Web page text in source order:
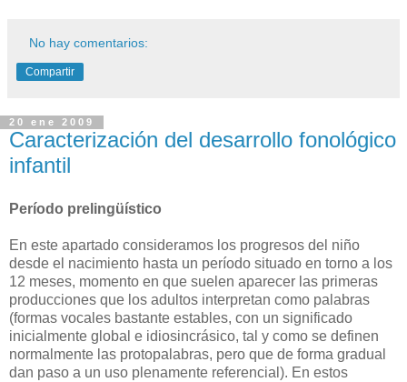
No hay comentarios:
Compartir
20 ene 2009
Caracterización del desarrollo fonológico
infantil
Período prelingüístico
En este apartado consideramos los progresos del niño
desde el nacimiento hasta un período situado en torno a los
12 meses, momento en que suelen aparecer las primeras
producciones que los adultos interpretan como palabras
(formas vocales bastante estables, con un significado
inicialmente global e idiosincrásico, tal y como se definen
normalmente las protopalabras, pero que de forma gradual
dan paso a un uso plenamente referencial). En estos